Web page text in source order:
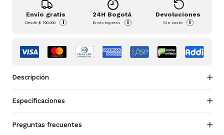
Envío gratis
Desde$ 100.000 i
24H Bogotá
Envío express i
Devoluciones
Sin costo i
Descripción
Especificaciones
Preguntas frecuentes